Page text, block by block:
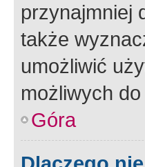
przynajmniej
także
umożliwić
możliwych
Góra